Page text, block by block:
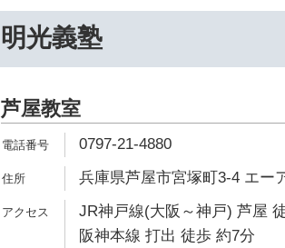
明光義塾
芦屋教室
0797-21-4880
兵庫県芦屋市宮塚町3-4 エー
JR神戸線(大阪～神戸) 芦屋
阪神本線 打出 徒歩 約7分